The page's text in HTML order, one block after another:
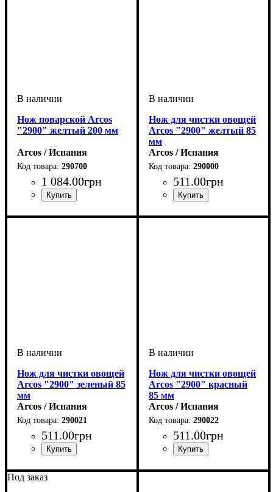
Нож поварской Arcos
"2900" желтый 200 мм
Arcos / Испания
290700
1 084.00грн
Нож для чистки овощей
Arcos "2900" желтый 85
мм
Arcos / Испания
290000
511.00грн
Нож для чистки овощей
Arcos "2900" зеленый 85
мм
Arcos / Испания
290021
511.00грн
Нож для чистки овощей
Arcos "2900" красный
85 мм
Arcos / Испания
290022
511.00грн
Под заказ